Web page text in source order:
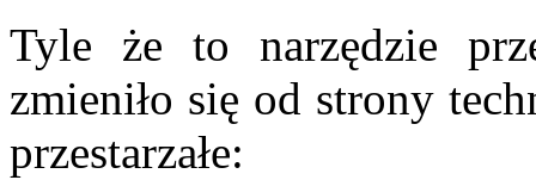
Tyle że to narzędzie
zmieniło się od strony
przestarzałe: